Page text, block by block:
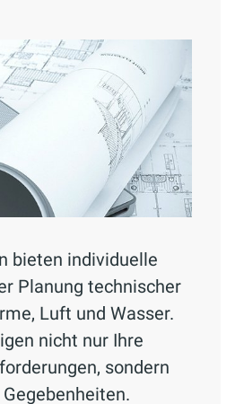
bieten individuelle
Planung technischer
Luft und Wasser.
nicht nur Ihre
sondern